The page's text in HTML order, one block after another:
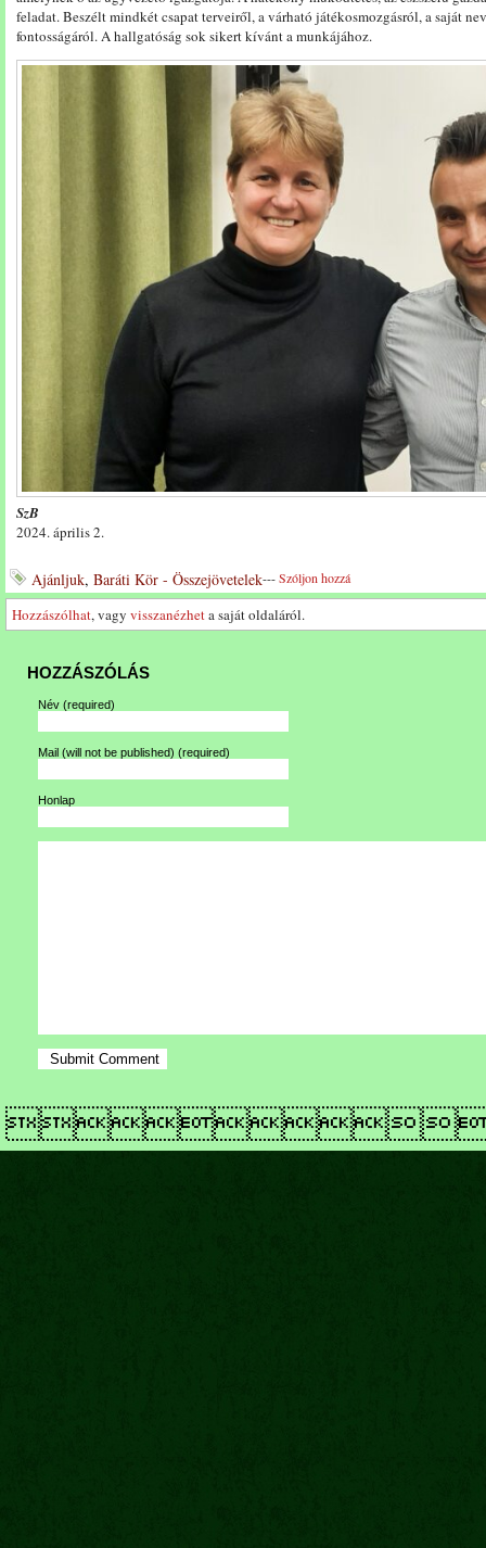
feladat. Beszélt mindkét csapat terveiről, a várható játékosmozgásról, a saját
fontosságáról. A hallgatóság sok sikert kívánt a munkájához.
SzB
2024. április 2.
Ajánljuk, Baráti Kör - Összejövetelek---Szóljon hozzá
Hozzászólhat, vagy visszanézheta saját oldaláról.
HOZZÁSZÓLÁS
Név (required)
Mail (will not be published) (required)
Honlap